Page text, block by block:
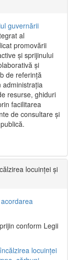
guvernării
al
promovării
și sprijinului
și
de referință
administrația
resurse, ghiduri
facilitarea
de consultare și
locuinței și
conform Legii
locuinței